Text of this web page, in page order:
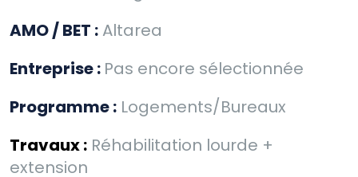
AMO / BET : Altarea
Entreprise : Pas encore sélectionnée
Programme : Logements/Bureaux
Travaux : Réhabilitation lourde +
extension